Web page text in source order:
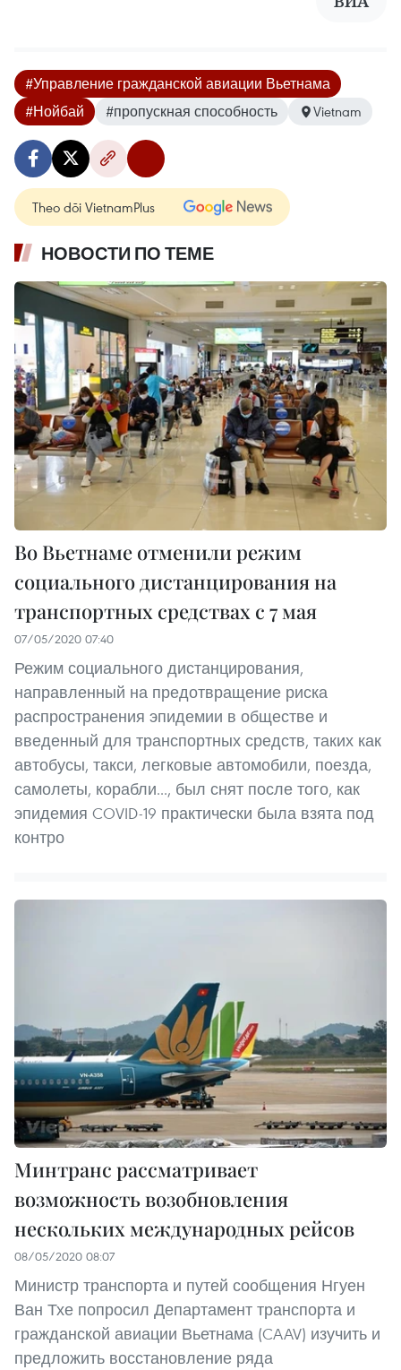
#Управление гражданской авиации Вьетнама
#Нойбай
#пропускная способность Vietnam
Theo dõi VietnamPlus
НОВОСТИ ПО ТЕМЕ
Во Вьетнаме отменили режим
социального дистанцирования на
транспортных средствах с 7 мая
07/05/2020 07:40
Режим социального дистанцирования,
направленный на предотвращение риска
распространения эпидемии в обществе и
введенный для транспортных средств, таких как
автобусы, такси, легковые автомобили, поезда,
самолеты, корабли..., был снят после того, как
эпидемия COVID-19 практически была взята под
контро
Минтранс рассматривает
возможность возобновления
нескольких международных рейсов
08/05/2020 08:07
Министр транспорта и путей сообщения Нгуен
Ван Тхе попросил Департамент транспорта и
гражданской авиации Вьетнама (CAAV) изучить и
предложить восстановление ряда